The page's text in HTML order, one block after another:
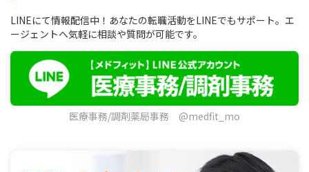
LINEにて情報配信中！あなたの転職活動をLINEでもサポート。エ
ージェントへ気軽に相談や質問が可能です。
医療事務/調剤薬局事務 @medfit_mo